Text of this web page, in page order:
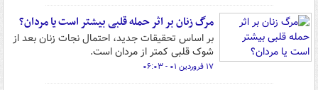
مرگ زنان بر اثر حمله قلبی بیشتر است یا مردان؟
بر اساس تحقیقات جدید، احتمال نجات زنان بعد از
شوک قلبی کمتر از مردان است.
۱۷ فروردین ۰۱ - ۰۶:۰۳